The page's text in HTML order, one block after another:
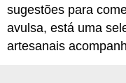
sugestões para
avulsa, está uma
artesanais